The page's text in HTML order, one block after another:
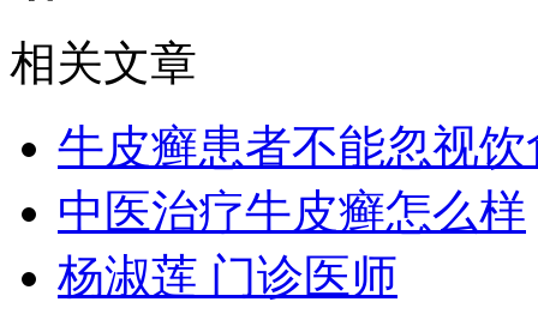
相关文章
牛皮癣患者不能忽视
中医治疗牛皮癣怎么样
杨淑莲 门诊医师